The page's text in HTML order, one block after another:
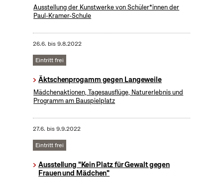
Ausstellung der Kunstwerke von Schüler*innen der
Paul-Kramer-Schule
26.6. bis9.8.2022
Eintritt frei
Äktschenprogamm gegen Langeweile
Mädchenaktionen, Tagesausflüge, Naturerlebnis und
Programm am Bauspielplatz
27.6. bis9.9.2022
Eintritt frei
Ausstellung "Kein Platz für Gewalt gegen
Frauen und Mädchen"